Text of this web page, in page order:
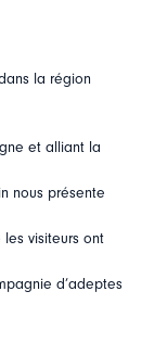
la région
et alliant la
nous présente
les visiteurs ont
d’adeptes